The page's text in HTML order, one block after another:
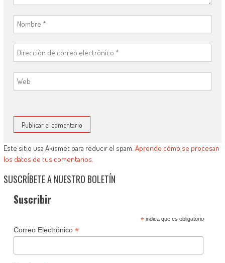
Este sitio usa Akismet para reducir el spam. Aprende cómo se procesan
los datos de tus comentarios.
SUSCRÍBETE A NUESTRO BOLETÍN
Suscribir
*indica que es obligatorio
Correo Electrónico *